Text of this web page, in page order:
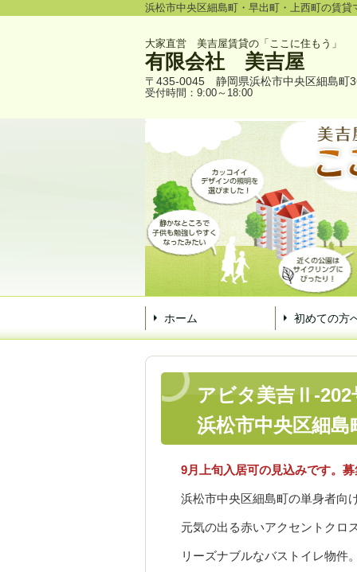
浜松市中央区細島町・早出町・上西町の賃
大家直営 美吉屋賃貸の「ここに住もう」
有限会社 美吉屋
〒435-0045 静岡県浜松市中央区細島町
受付時間：9:00～18:00
ホーム 初めての方
アビタ美吉Ⅱ-202
浜松市中央区細
9月上旬入居可の見込みです。
浜松市中央区細島町の単身者向
元気の出る赤いアクセントクロ
リーズナブルなバストイレ物件